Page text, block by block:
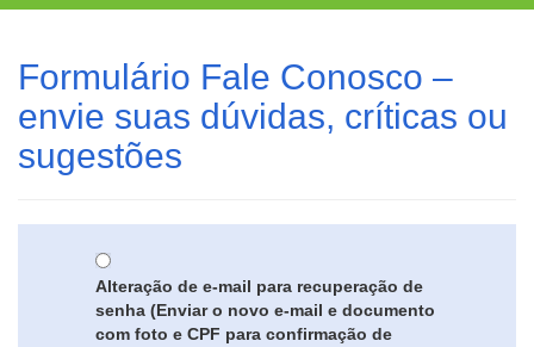
Formulário Fale Conosco –
envie suas dúvidas, críticas ou
sugestões
Alteração de e-mail para recuperação de
senha (Enviar o novo e-mail e documento
com foto e CPF para confirmação de